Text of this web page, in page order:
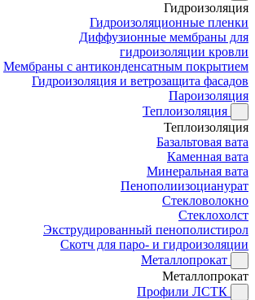
Гидроизоляция
Гидроизоляционные пленки
Диффузионные мембраны для
гидроизоляции кровли
Мембраны с антиконденсатным покрытием
Гидроизоляция и ветрозащита фасадов
Пароизоляция
Теплоизоляция
Теплоизоляция
Базальтовая вата
Каменная вата
Минеральная вата
Пенополиизоцианурат
Стекловолокно
Стеклохолст
Экструдированный пенополистирол
Скотч для паро- и гидроизоляции
Металлопрокат
Металлопрокат
Профили ЛСТК